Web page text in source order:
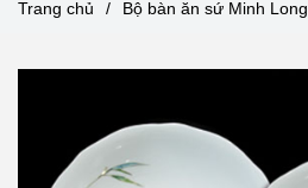
Trang chủ / Bộ bàn ăn sứ Minh Long